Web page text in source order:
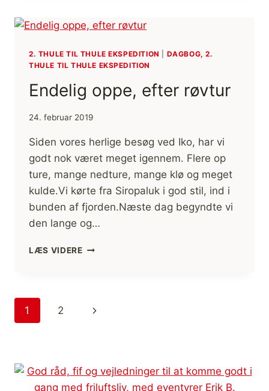
TÆSK
2. THULE TIL THULE EKSPEDITION
DAGBOG, 2.
THULE TIL THULE EKSPEDITION
Endelig oppe, efter røvtur
24. februar 2019
Siden vores herlige besøg ved Iko, har vi
godt nok været meget igennem. Flere op
ture, mange nedture, mange klø og meget
kulde.Vi kørte fra Siropaluk i god stil, ind i
bunden af fjorden.Næste dag begyndte vi
den lange og…
LÆS VIDEREENDELIG
Side
1 2
Næste